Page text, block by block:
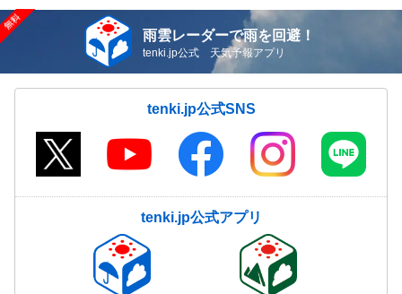
雨雲レーダーで雨を回避！
tenki.jp公式 天気予報アプリ
tenki.jp公式SNS
tenki.jp公式アプリ